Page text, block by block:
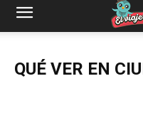
QUÉ VER EN